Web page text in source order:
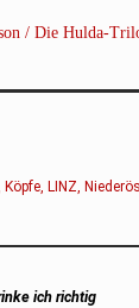
/ Die Hulda-
Köpfe, LINZ,
ich richtig